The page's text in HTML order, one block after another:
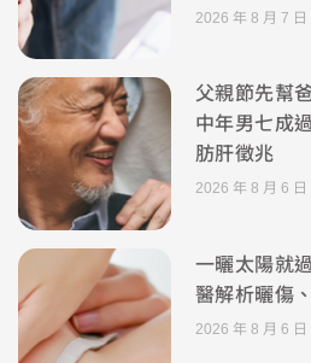
2026 年 8 月 7 日
父親節先幫
中年男七成
肪肝徵兆
2026 年 8 月 6 日
一曬太陽就
醫解析曬傷
2026 年 8 月 6 日